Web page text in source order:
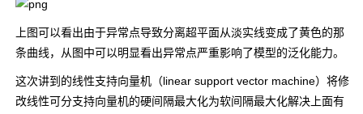
上图可以看出由于异常点导致分离超平面从淡实线变成了黄色的那
条曲线，从图中可以明显看出异常点严重影响了模型的泛化能力。
这次讲到的线性支持向量机（linear support vector machine）将修
改线性可分支持向量机的硬间隔最大化为软间隔最大化解决上面有